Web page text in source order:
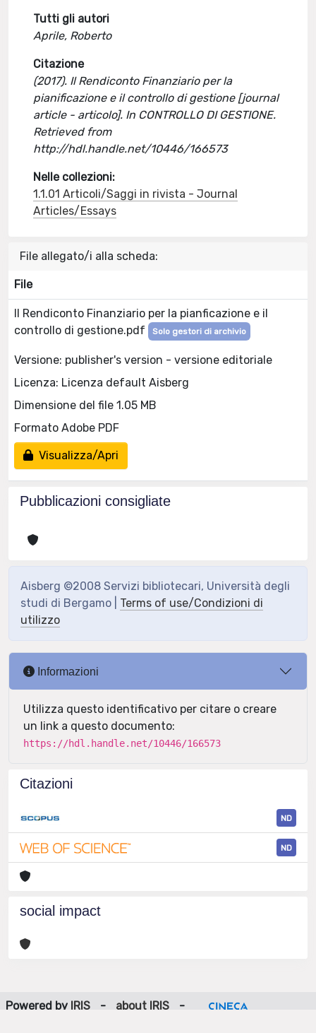
Tutti gli autori
Aprile, Roberto
Citazione
(2017). Il Rendiconto Finanziario per la
pianificazione e il controllo di gestione [journal
article - articolo]. In CONTROLLO DI GESTIONE.
Retrieved from
http://hdl.handle.net/10446/166573
Nelle collezioni:
1.1.01 Articoli/Saggi in rivista - Journal
Articles/Essays
File allegato/i alla scheda:
File
Il Rendiconto Finanziario per la pianficazione e il
controllo di gestione.pdf
Solo gestori di archivio
Versione: publisher's version - versione editoriale
Licenza: Licenza default Aisberg
Dimensione del file 1.05 MB
Formato Adobe PDF
Visualizza/Apri
Pubblicazioni consigliate
Aisberg ©2008 Servizi bibliotecari, Università degli
studi di Bergamo | Terms of use/Condizioni di
utilizzo
Informazioni
Utilizza questo identificativo per citare o creare
un link a questo documento:
https://hdl.handle.net/10446/166573
Citazioni
ND
ND
social impact
Powered by IRIS - about IRIS
-